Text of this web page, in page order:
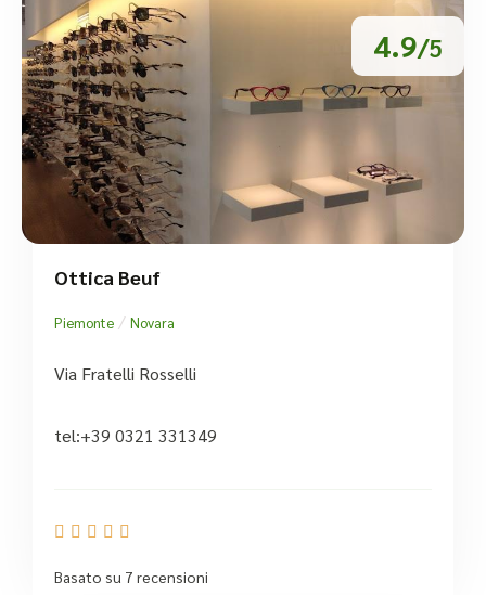
4.9/5
Ottica Beuf
Piemonte / Novara
Via Fratelli Rosselli
tel:+39 0321 331349
    
Basato su 7 recensioni